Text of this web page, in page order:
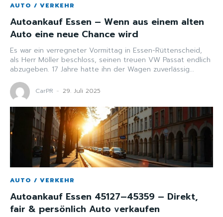
AUTO / VERKEHR
Autoankauf Essen – Wenn aus einem alten
Auto eine neue Chance wird
Es war ein verregneter Vormittag in Essen-Rüttenscheid,
als Herr Möller beschloss, seinen treuen VW Passat endlich
abzugeben. 17 Jahre hatte ihn der Wagen zuverlässig...
CarPR - 29. Juli 2025
AUTO / VERKEHR
Autoankauf Essen 45127–45359 – Direkt,
fair & persönlich Auto verkaufen